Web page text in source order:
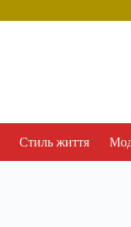
Стиль життя